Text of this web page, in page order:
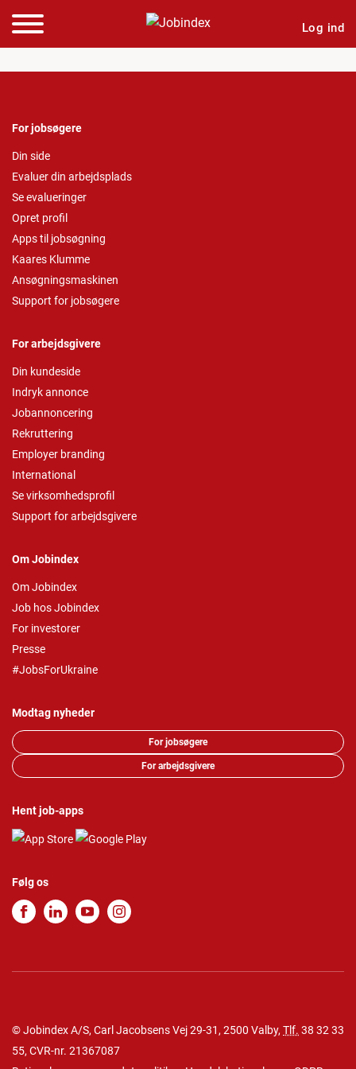
Log ind
For jobsøgere
Din side
Evaluer din arbejdsplads
Se evalueringer
Opret profil
Apps til jobsøgning
Kaares Klumme
Ansøgningsmaskinen
Support for jobsøgere
For arbejdsgivere
Din kundeside
Indryk annonce
Jobannoncering
Rekruttering
Employer branding
International
Se virksomhedsprofil
Support for arbejdsgivere
Om Jobindex
Om Jobindex
Job hos Jobindex
For investorer
Presse
#JobsForUkraine
Modtag nyheder
For jobsøgere
For arbejdsgivere
Hent job-apps
Følg os
© Jobindex A/S, Carl Jacobsens Vej 29-31, 2500 Valby, Tlf. 38 32 33
55, CVR-nr. 21367087